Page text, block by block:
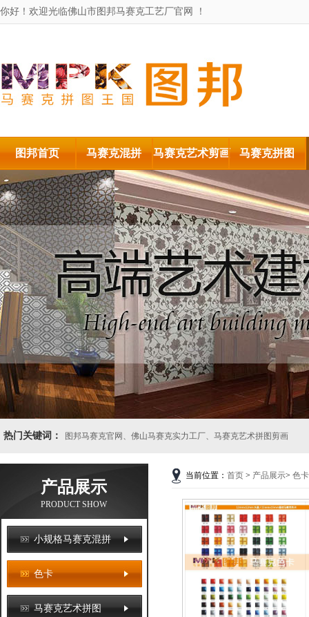
你好！欢迎光临佛山市图邦马赛克工艺厂官网 ！
图邦首页 马赛克混拼 马赛克艺术剪画 马赛克拼图
热门关键词： 图邦马赛克官网、佛山马赛克实力工厂、马赛克艺术拼图剪画
产品展示
PRODUCT SHOW
小规格马赛克混拼
色卡
马赛克艺术拼图
当前位置： 首页 > 产品展示> 色卡